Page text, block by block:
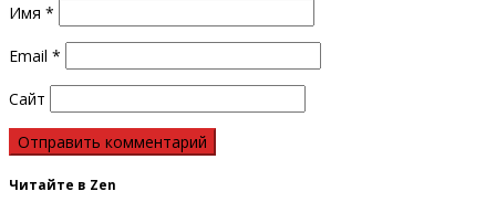
Имя *
Email *
Сайт
Читайте в Zen